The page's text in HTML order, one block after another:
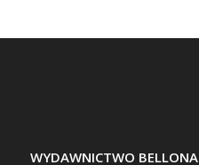
WYDAWNICTWO BELLONA